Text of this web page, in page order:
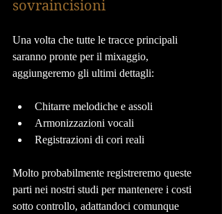
sovraincisioni
Una volta che tutte le tracce principali
saranno pronte per il mixaggio,
aggiungeremo gli ultimi dettagli:
Chitarre melodiche e assoli
Armonizzazioni vocali
Registrazioni di cori reali
Molto probabilmente registreremo queste
parti nei nostri studi per mantenere i costi
sotto controllo, adattandoci comunque